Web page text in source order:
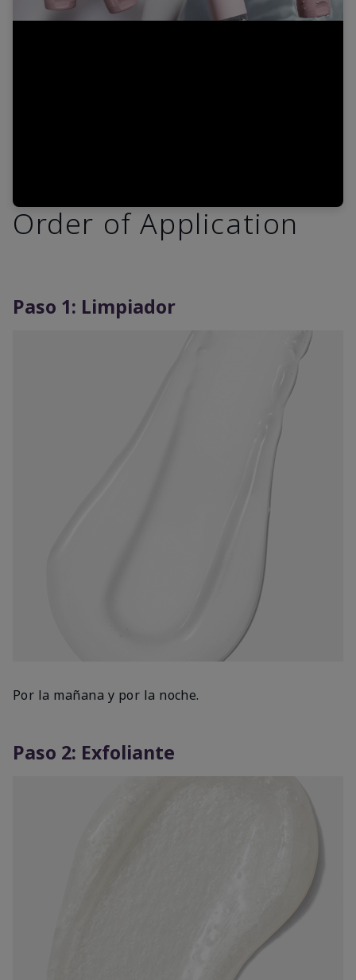
Order of Application
Paso 1: Limpiador
Por la mañana y por la noche.
Paso 2: Exfoliante